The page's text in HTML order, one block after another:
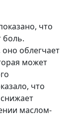
что
боль.
оно облегчает
может
что
маслом-